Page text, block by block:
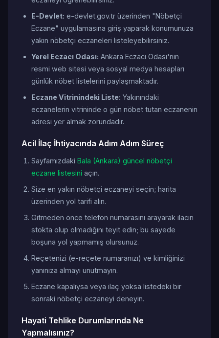
E-Devlet: e-devlet.gov.tr üzerinden "Nöbetçi
Eczane" uygulamasına giriş yaparak konumunuza
yakın nöbetçi eczaneleri listeleyebilirsiniz.
Yerel Eczacı Odası: Ankara Eczacı Odası'nın
resmi web sitesi veya sosyal medya hesapları
günlük nöbet listelerini paylaşmaktadır.
Eczane Vitrinindeki Liste: Yakınındaki
eczanelerin vitrininde o gün nöbet tutan eczanenin
adresi yer almak zorundadır.
Acil İlaç İhtiyacında Adım Adım Süreç
Sayfamızdaki Bala (Ankara) güncel nöbetçi
eczane listesini açın.
Size en yakın nöbetçi eczaneyi seçin; harita
üzerinden yol tarifi alın.
Gitmeden önce telefon numarasını arayarak ilacın
stokta olup olmadığını teyit edin; bu sayede
boşuna yol yapmamış olursunuz.
Reçetenizi (e-reçete numaranızı) ve kimliğinizi
yanınıza almayı unutmayın.
Eczane kapalıysa veya ilaç yoksa listedeki bir
sonraki nöbetçi eczaneyi deneyin.
Hayati Tehlike Durumlarında Ne
Yapmalısınız?